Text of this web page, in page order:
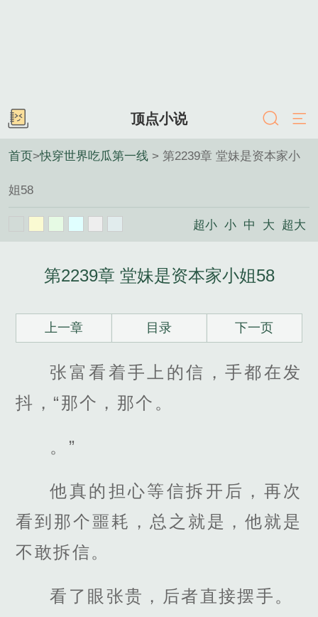
顶点小说
首页>快穿世界吃瓜第一线 > 第2239章 堂妹是资本家小
姐58
超小 小 中 大 超大
第2239章 堂妹是资本家小姐58
上一章 目录 下一页
张富看着手上的信，手都在发
抖，“那个，那个。
。”
他真的担心等信拆开后，再次
看到那个噩耗，总之就是，他就是
不敢拆信。
看了眼张贵，后者直接摆手。